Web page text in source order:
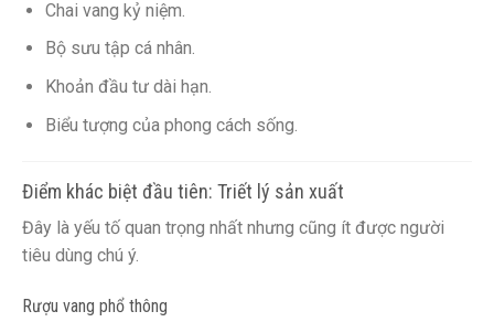
Chai vang kỷ niệm.
Bộ sưu tập cá nhân.
Khoản đầu tư dài hạn.
Biểu tượng của phong cách sống.
Điểm khác biệt đầu tiên: Triết lý sản xuất
Đây là yếu tố quan trọng nhất nhưng cũng ít được người
tiêu dùng chú ý.
Rượu vang phổ thông